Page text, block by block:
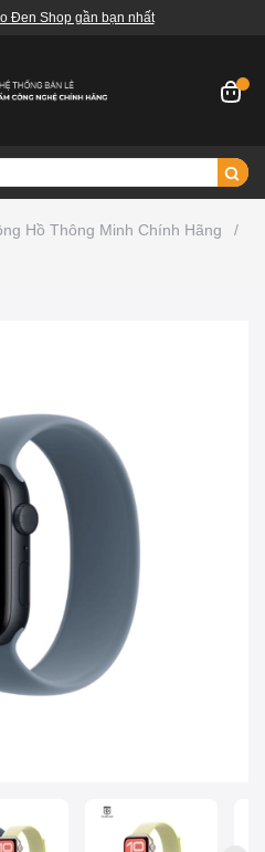
Đen Shop gần bạn nhất
Hồ Thông Minh Chính Hãng
/